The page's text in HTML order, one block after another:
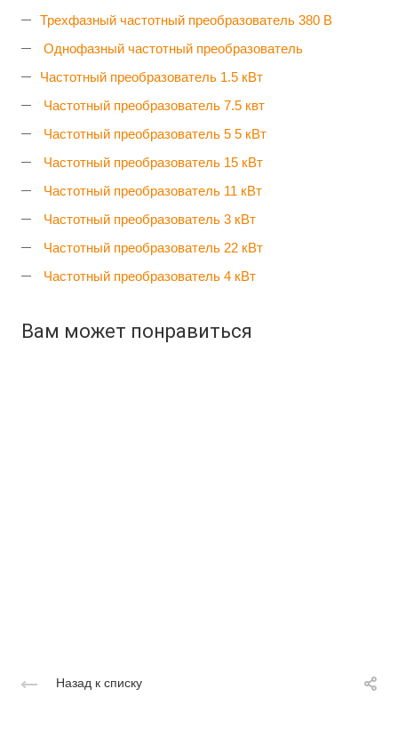
Трехфазный частотный преобразователь 380 В
Однофазный частотный преобразователь
Частотный преобразователь 1.5 кВт
Частотный преобразователь 7.5 квт
Частотный преобразователь 5 5 кВт
Частотный преобразователь 15 кВт
Частотный преобразователь 11 кВт
Частотный преобразователь 3 кВт
Частотный преобразователь 22 кВт
Частотный преобразователь 4 кВт
Вам может понравиться
Назад к списку